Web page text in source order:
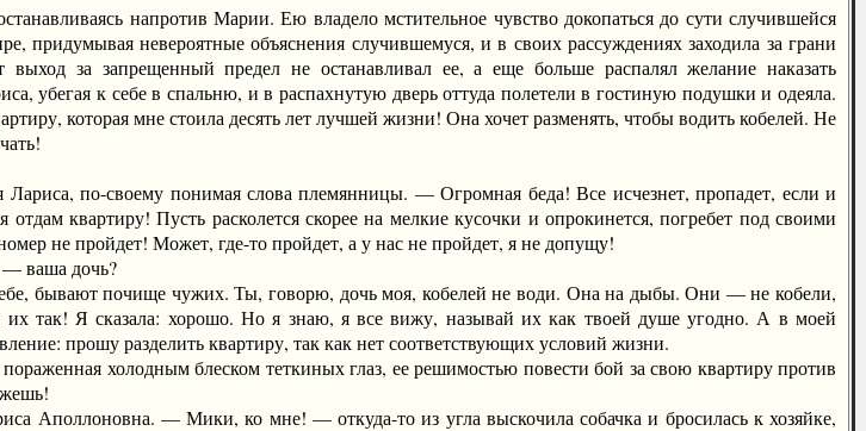
напротив Марии. Ею владело мстительное чувство докопаться до сути случившейся
придумывая невероятные объяснения случившемуся, и в своих рассуждениях заходила за грани
за запрещенный предел не останавливал ее, а еще больше распалял желание наказать
убегая к себе в спальню, и в распахнутую дверь оттуда полетели в гостиную подушки и одеяла.
которая мне стоила десять лет лучшей жизни! Она хочет разменять, чтобы водить кобелей. Не
по-своему понимая слова племянницы. — Огромная беда! Все исчезнет, пропадет, если и
квартиру! Пусть расколется скорее на мелкие кусочки и опрокинется, погребет под своими
не пройдет! Может, где-то пройдет, а у нас не пройдет, я не допущу!
ваша дочь?
бывают почище чужих. Ты, говорю, дочь моя, кобелей не води. Она на дыбы. Они — не кобели,
так! Я сказала: хорошо. Но я знаю, я все вижу, называй их как твоей душе угодно. А в моей
прошу разделить квартиру, так как нет соответствующих условий жизни.
холодным блеском теткиных глаз, ее решимостью повести бой за свою квартиру против
— Мики, ко мне! — откуда-то из угла выскочила собачка и бросилась к хозяйке,